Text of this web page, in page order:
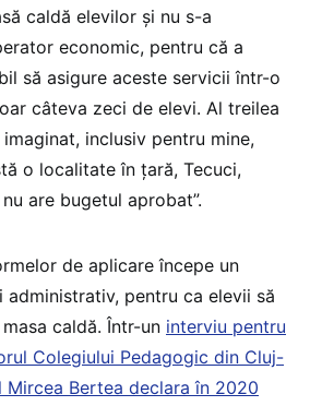
caldă elevilor și nu s-a
economic, pentru că a
să asigure aceste servicii într-o
câteva zeci de elevi. Al treilea
inclusiv pentru mine,
o localitate în țară, Tecuci,
are bugetul aprobat”.
de aplicare începe un
pentru ca elevii să
caldă. Într-un interviu pentru
Colegiului Pedagogic din Cluj-
Mircea Bertea declara în 2020